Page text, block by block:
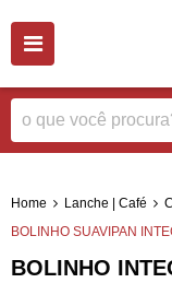
Home Lanche | Café
BOLINHO SUAVIPAN
BOLINHO